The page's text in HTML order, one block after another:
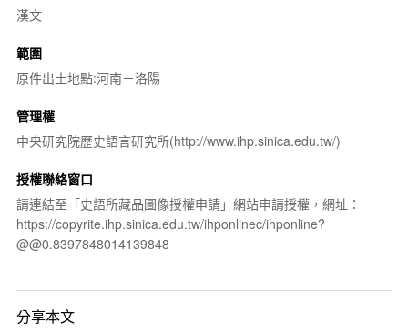
漢文
範圍
原件出土地點:河南－洛陽
管理權
中央研究院歷史語言研究所(http://www.ihp.sinica.edu.tw/)
授權聯絡窗口
請連結至「史語所藏品圖像授權申請」網站申請授權，網址：
https://copyrite.ihp.sinica.edu.tw/ihponlinec/ihponline?
@@0.8397848014139848
分享本文